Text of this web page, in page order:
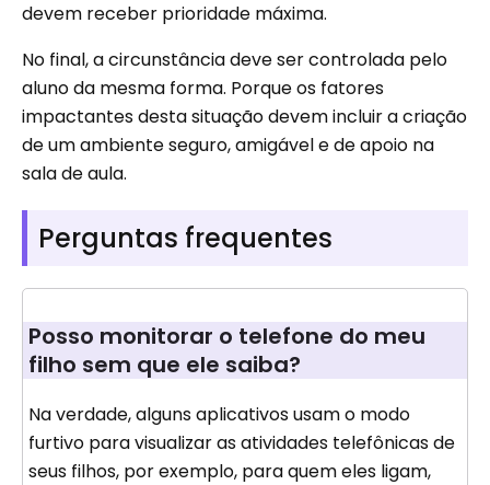
devem receber prioridade máxima.
No final, a circunstância deve ser controlada pelo
aluno da mesma forma. Porque os fatores
impactantes desta situação devem incluir a criação
de um ambiente seguro, amigável e de apoio na
sala de aula.
Perguntas frequentes
Posso monitorar o telefone do meu
filho sem que ele saiba?
Na verdade, alguns aplicativos usam o modo
furtivo para visualizar as atividades telefônicas de
seus filhos, por exemplo, para quem eles ligam,